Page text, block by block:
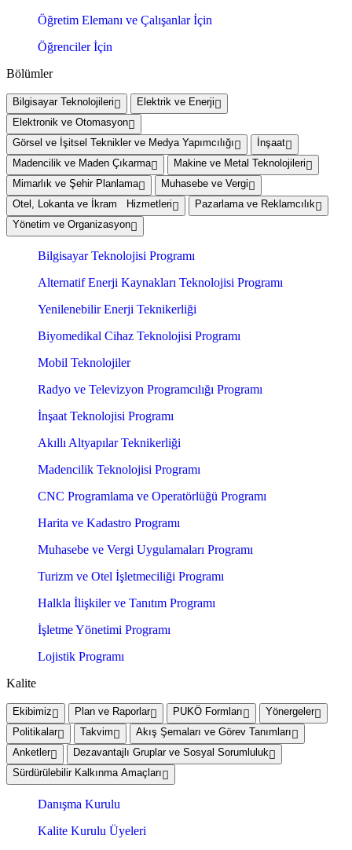
Öğretim Elemanı ve Çalışanlar İçin
Öğrenciler İçin
Bölümler
Bilgisayar Teknolojileri
Elektrik ve Enerji
Elektronik ve Otomasyon
Görsel ve İşitsel Teknikler ve Medya Yapımcılığı
İnşaat
Madencilik ve Maden Çıkarma
Makine ve Metal Teknolojileri
Mimarlık ve Şehir Planlama
Muhasebe ve Vergi
Otel, Lokanta ve İkram Hizmetleri
Pazarlama ve Reklamcılık
Yönetim ve Organizasyon
Bilgisayar Teknolojisi Programı
Alternatif Enerji Kaynakları Teknolojisi Programı
Yenilenebilir Enerji Teknikerliği
Biyomedikal Cihaz Teknolojisi Programı
Mobil Teknolojiler
Radyo ve Televizyon Programcılığı Programı
İnşaat Teknolojisi Programı
Akıllı Altyapılar Teknikerliği
Madencilik Teknolojisi Programı
CNC Programlama ve Operatörlüğü Programı
Harita ve Kadastro Programı
Muhasebe ve Vergi Uygulamaları Programı
Turizm ve Otel İşletmeciliği Programı
Halkla İlişkiler ve Tanıtım Programı
İşletme Yönetimi Programı
Lojistik Programı
Kalite
Ekibimiz Plan ve Raporlar PUKÖ Formları
Yönergeler
Politikalar
Takvim
Akış Şemaları ve Görev Tanımları
Anketler
Dezavantajlı Gruplar ve Sosyal Sorumluluk
Sürdürülebilir Kalkınma Amaçları
Danışma Kurulu
Kalite Kurulu Üyeleri